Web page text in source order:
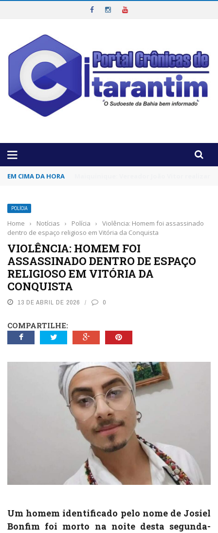
EM CIMA DA HORA
POLÍCIA
Home › Notícias › Polícia ›
Violência: Homem foi assassinado
dentro de espaço religioso em Vitória da Conquista
VIOLÊNCIA: HOMEM FOI
ASSASSINADO DENTRO DE ESPAÇO
RELIGIOSO EM VITÓRIA DA
CONQUISTA
13 DE ABRIL DE 2026 0
COMPARTILHE:
Um homem identificado pelo nome de Josiel
Bonfim foi morto na noite desta segunda-